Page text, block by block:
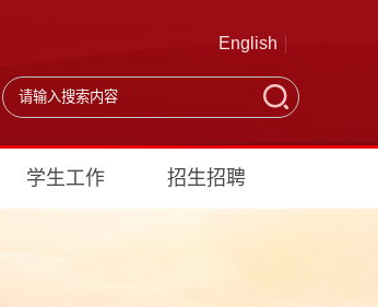
English
学生工作 招生招聘